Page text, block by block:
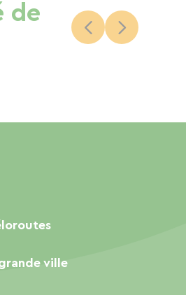
de
ville